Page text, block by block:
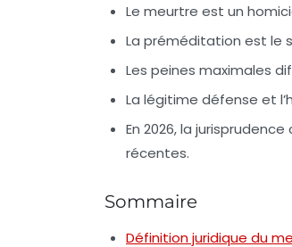
Le meurtre est un
La préméditation est le
Les peines maximales
La légitime défense et
En 2026, la
récentes.
Sommaire
Définition juridique du